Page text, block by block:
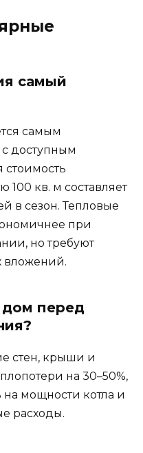
самый
самым
доступным
стоимость
кв. м составляет
в сезон. Тепловые
при
но требуют
вложений.
дом перед
стен, крыши и
на 30–50%,
на мощности котла и
расходы.